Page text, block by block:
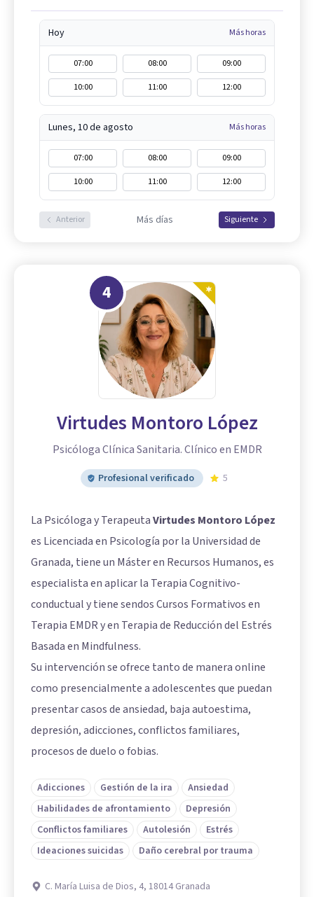
Hoy Más horas
07:00 08:00
09:00
10:00
11:00 12:00
Lunes, 10 de agosto Más horas
07:00 08:00
09:00
10:00
11:00 12:00
Anterior Más días Siguiente
4
Virtudes Montoro López
Psicóloga Clínica Sanitaria. Clínico en EMDR
Profesional verificado 5
La Psicóloga y TerapeutaVirtudes Montoro López
es Licenciada en Psicología por la Universidad de
Granada, tiene un Máster en Recursos Humanos, es
especialista en aplicar la Terapia Cognitivo-
conductual y tiene sendos Cursos Formativos en
Terapia EMDR y en Terapia de Reducción del Estrés
Basada en Mindfulness.
Su intervención se ofrece tanto de manera online
como presencialmente a adolescentes que puedan
presentar casos de ansiedad, baja autoestima,
depresión, adicciones, conflictos familiares,
procesos de duelo o fobias.
Adicciones Gestión de la ira
Ansiedad
Habilidades de afrontamiento
Depresión
Conflictos familiares
Autolesión
Estrés
Ideaciones suicidas
Daño cerebral por trauma
C. María Luisa de Dios, 4, 18014 Granada